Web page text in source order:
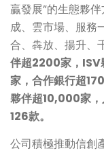
贏發展”的生態夥
成、雲市場、服務
合、犇放、揚升、
伴超2200家，ISV
家，合作銀行超
夥伴超10,000家
126款。
公司積極推動信創